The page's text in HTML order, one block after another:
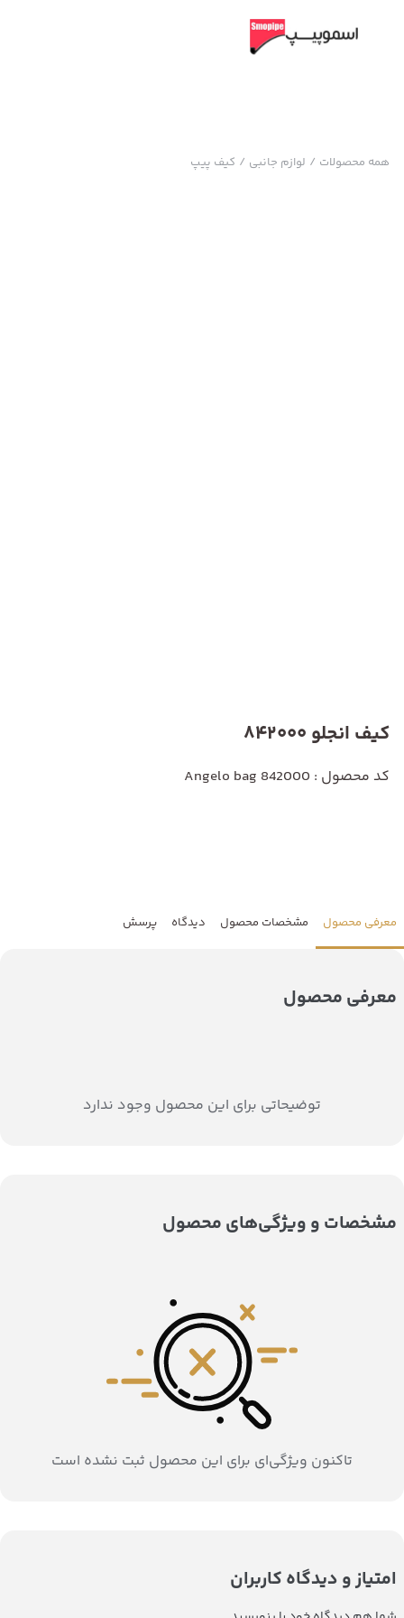
همه محصولات / لوازم جانبی / کیف پیپ
کیف انجلو 842000
کد محصول : Angelo bag 842000
معرفی محصول مشخصات محصول دیدگاه پرسش
معرفی محصول
توضیحاتی برای این محصول وجود ندارد
مشخصات و ویژگی‌های محصول
تاکنون ویژگی‌ای برای این محصول ثبت نشده است
امتیاز و دیدگاه کاربران